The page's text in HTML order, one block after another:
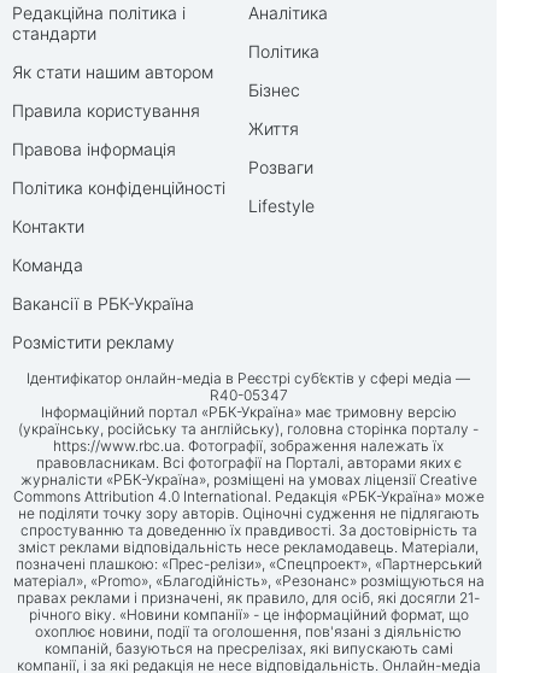
Редакційна політика і
стандарти
Як стати нашим автором
Правила користування
Правова інформація
Політика конфіденційності
Контакти
Команда
Вакансії в РБК-Україна
Розмістити рекламу
Аналітика
Політика
Бізнес
Життя
Розваги
Lifestyle
Ідентифікатор онлайн-медіа в Реєстрі суб’єктів у сфері медіа —
R40-05347
Інформаційний портал «РБК-Україна» має тримовну версію
(українську, російську та англійську), головна сторінка порталу -
https://www.rbc.ua . Фотографії, зображення належать їх
правовласникам. Всі фотографії на Порталі, авторами яких є
журналісти «РБК-Україна», розміщені на умовах ліцензії Creative
Commons Attribution 4.0 International. Редакція «РБК-Україна» може
не поділяти точку зору авторів. Оціночні судження не підлягають
спростуванню та доведенню їх правдивості. За достовірність та
зміст реклами відповідальність несе рекламодавець. Матеріали,
позначені плашкою: «Прес-релізи», «Спецпроект», «Партнерський
матеріал», «Promo», «Благодійність», «Резонанс» розміщуються на
правах реклами і призначені, як правило, для осіб, які досягли 21-
річного віку. «Новини компанії» - це інформаційний формат, що
охоплює новини, події та оголошення, пов'язані з діяльністю
компаній, базуються на пресрелізах, які випускають самі
компанії, і за які редакція не несе відповідальність. Онлайн-медіа